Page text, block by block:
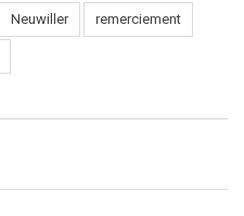
Neuwiller remerciement